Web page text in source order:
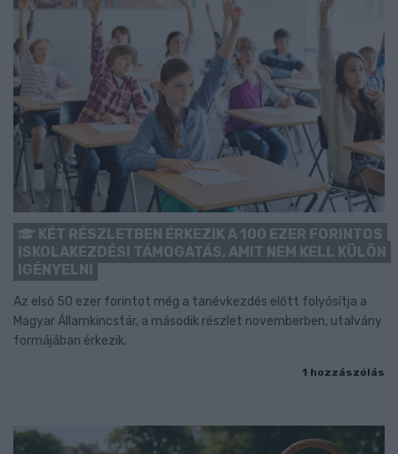
KÉT RÉSZLETBEN ÉRKEZIK A 100 EZER FORINTOS
ISKOLAKEZDÉSI TÁMOGATÁS, AMIT NEM KELL KÜLÖN
IGÉNYELNI
Az első 50 ezer forintot még a tanévkezdés előtt folyósítja a
Magyar Államkincstár, a második részlet novemberben, utalvány
formájában érkezik.
1 hozzászólás